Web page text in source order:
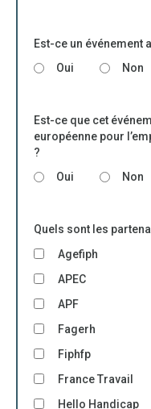
Est-ce un événement
Oui
Non
Est-ce que cet
européenne pour
?
Oui
Non
Quels sont les
Agefiph
APEC
APF
Fagerh
Fiphfp
France Travail
Hello Handicap